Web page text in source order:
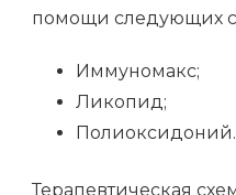
помощи следующих
Иммуномакс;
Ликопид;
Полиоксидоний.
Терапевтическая